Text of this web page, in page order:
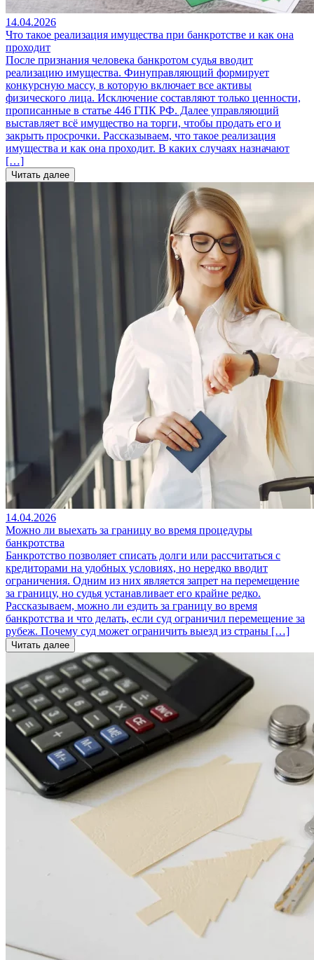
14.04.2026
Что такое реализация имущества при банкротстве и как она
проходит
После признания человека банкротом судья вводит
реализацию имущества. Финуправляющий формирует
конкурсную массу, в которую включает все активы
физического лица. Исключение составляют только ценности,
прописанные в статье 446 ГПК РФ. Далее управляющий
выставляет всё имущество на торги, чтобы продать его и
закрыть просрочки. Рассказываем, что такое реализация
имущества и как она проходит. В каких случаях назначают
[…]
Читать далее
14.04.2026
Можно ли выехать за границу во время процедуры
банкротства
Банкротство позволяет списать долги или рассчитаться с
кредиторами на удобных условиях, но нередко вводит
ограничения. Одним из них является запрет на перемещение
за границу, но судья устанавливает его крайне редко.
Рассказываем, можно ли ездить за границу во время
банкротства и что делать, если суд ограничил перемещение за
рубеж. Почему суд может ограничить выезд из страны […]
Читать далее